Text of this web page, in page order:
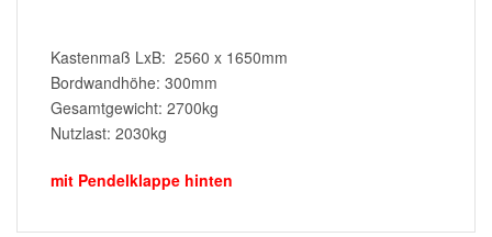
Kastenmaß LxB: 2560 x 1650mm
Bordwandhöhe: 300mm
Gesamtgewicht: 2700kg
Nutzlast: 2030kg
mit Pendelklappe hinten